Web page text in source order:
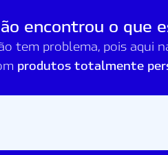
encontrou o que
tem problema, pois aqui
produtos totalmente